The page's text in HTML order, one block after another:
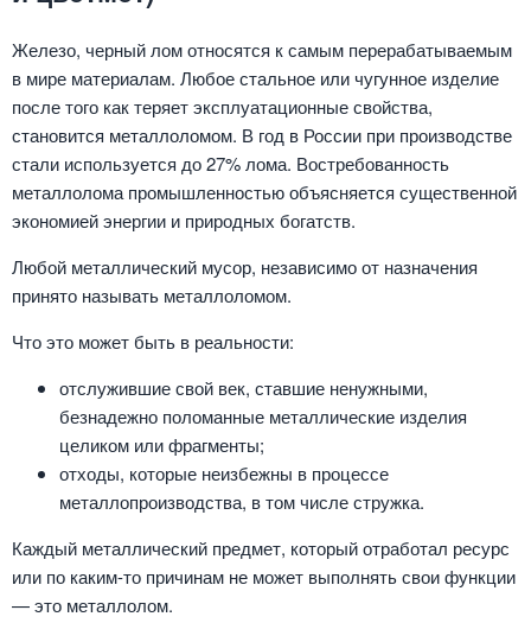
Железо, черный лом относятся к самым перерабатываемым
в мире материалам. Любое стальное или чугунное изделие
после того как теряет эксплуатационные свойства,
становится металлоломом. В год в России при производстве
стали используется до 27% лома. Востребованность
металлолома промышленностью объясняется существенной
экономией энергии и природных богатств.
Любой металлический мусор, независимо от назначения
принято называть металлоломом.
Что это может быть в реальности:
отслужившие свой век, ставшие ненужными,
безнадежно поломанные металлические изделия
целиком или фрагменты;
отходы, которые неизбежны в процессе
металлопроизводства, в том числе стружка.
Каждый металлический предмет, который отработал ресурс
или по каким-то причинам не может выполнять свои функции
— это металлолом.